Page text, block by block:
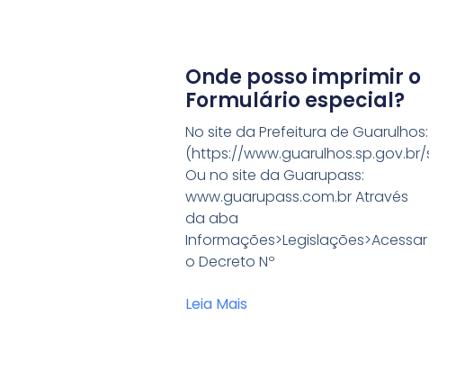
Onde posso imprimir o
Formulário especial?
No site da Prefeitura de Guarulhos:
(https://www.guarulhos.sp.gov.br/
Ou no site da Guarupass:
www.guarupass.com.br Através
da aba
Informações>Legislações>Acessar
o Decreto Nº
Leia Mais